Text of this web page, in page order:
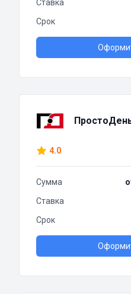
Ставка
Срок
4.0
Сумма
Ставка
Срок